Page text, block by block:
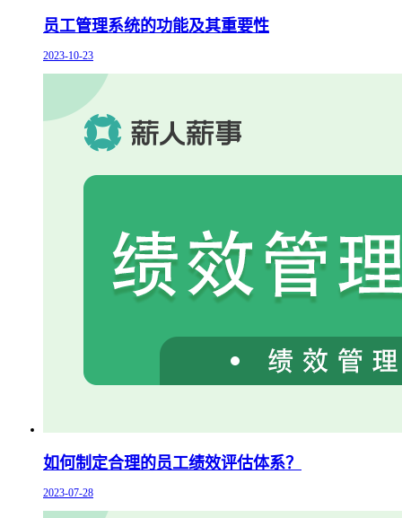
员工管理系统的功能及其重要性
2023-10-23
如何制定合理的员工绩效评估体系？
2023-07-28